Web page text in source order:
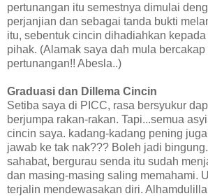
pertunangan itu semestnya dimulai
perjanjian dan sebagai tanda bukti
itu, sebentuk cincin dihadiahkan
pihak. (Alamak saya dah mula bercakap
pertunangan!! Abesla..)
Graduasi dan Dillema Cincin
Setiba saya di PICC, rasa bersyukur
berjumpa rakan-rakan. Tapi...semua
cincin saya. kadang-kadang pening
jawab ke tak nak??? Boleh jadi
sahabat, bergurau senda itu sudah
dan masing-masing saling memahami.
terjalin mendewasakan diri.